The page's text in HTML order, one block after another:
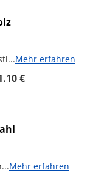
...Mehr erfahren
€
...Mehr erfahren